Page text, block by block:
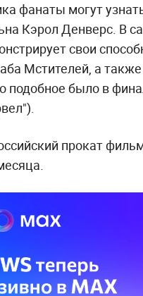
фанаты могут
Кэрол Денверс. В
свои
Мстителей, а
подобное было в
прокат